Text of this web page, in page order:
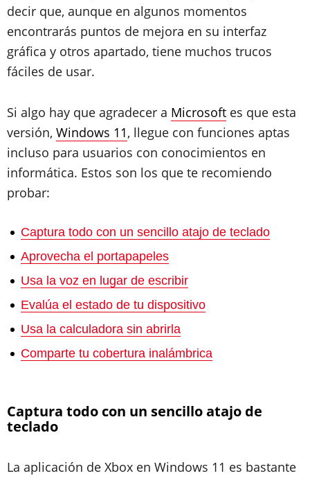
decir que, aunque en algunos momentos
encontrarás puntos de mejora en su interfaz
gráfica y otros apartado, tiene muchos trucos
fáciles de usar.
Si algo hay que agradecer a Microsoft es que esta
versión, Windows 11, llegue con funciones aptas
incluso para usuarios con conocimientos en
informática. Estos son los que te recomiendo
probar:
Captura todo con un sencillo atajo de teclado
Aprovecha el portapapeles
Usa la voz en lugar de escribir
Evalúa el estado de tu dispositivo
Usa la calculadora sin abrirla
Comparte tu cobertura inalámbrica
Captura todo con un sencillo atajo de
teclado
La aplicación de Xbox en Windows 11 es bastante